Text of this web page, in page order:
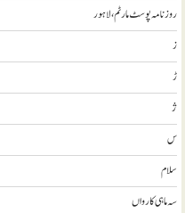
روزنامہ پوسٹ مارٹم، لاہور
ز
ڑ
ژ
س
سلام
سہ ماہی کارواں